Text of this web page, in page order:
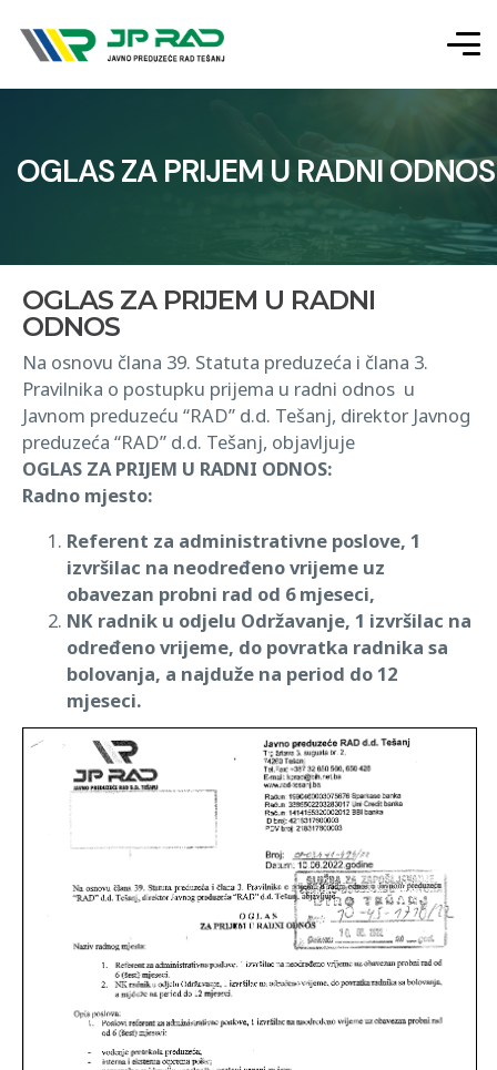
OGLAS ZA PRIJEM U RADNI ODNOS
OGLAS ZA PRIJEM U RADNI
ODNOS
Na osnovu člana 39. Statuta preduzeća i člana 3.
Pravilnika o postupku prijema u radni odnos u
Javnom preduzeću “RAD” d.d. Tešanj, direktor Javnog
preduzeća “RAD” d.d. Tešanj, objavljuje
OGLAS ZA PRIJEM U RADNI ODNOS:
Radno mjesto:
Referent za administrativne poslove, 1
izvršilac na neodređeno vrijeme uz
obavezan probni rad od 6 mjeseci,
NK radnik u odjelu Održavanje, 1 izvršilac na
određeno vrijeme, do povratka radnika sa
bolovanja, a najduže na period do 12
mjeseci.